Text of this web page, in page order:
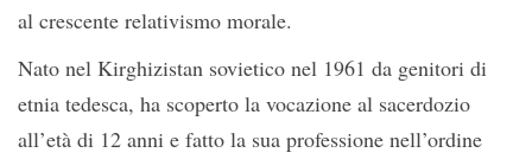
al crescente relativismo morale.
Nato nel Kirghizistan sovietico nel 1961 da genitori di
etnia tedesca, ha scoperto la vocazione al sacerdozio
all’età di 12 anni e fatto la sua professione nell’ordine